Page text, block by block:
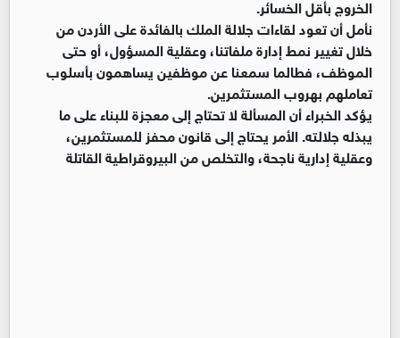
الخروج بأقل الخسائر.
نأمل أن تعود لقاءات جلالة الملك بالفائدة على الأردن من
خلال تغيير نمط إدارة ملفاتنا، وعقلية المسؤول، أو حتى
الموظف، فطالما سمعنا عن موظفين يساهمون بأسلوب
تعاملهم بهروب المستثمرين.
يؤكد الخبراء أن المسألة لا تحتاج إلى معجزة للبناء على ما
يبذله جلالته. الأمر يحتاج إلى قانون محفز للمستثمرين،
وعقلية إدارية ناجحة، والتخلص من البيروقراطية القاتلة